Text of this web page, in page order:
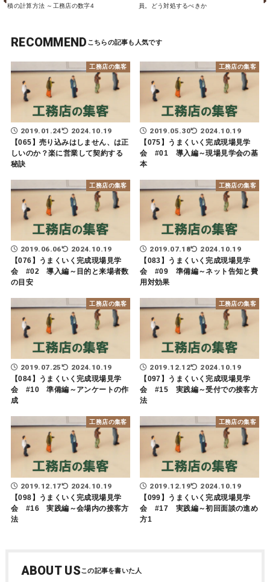
員。どう対処するべきか
積の計算方法 ～工務店の数字4
RECOMMEND
工務店の集客
2019.01.24
2024.10.19
【065】売り込みはしません、は正
しいのか？楽に営業して契約する
秘訣
工務店の集客
2019.05.30
2024.10.19
【075】うまくいく完成現場見学
会 #01 導入編～現場見学会の基
本
工務店の集客
2019.06.06
2024.10.19
【076】うまくいく完成現場見学
会 #02 導入編～目的と来場者数
の目安
工務店の集客
2019.07.18
2024.10.19
【083】うまくいく完成現場見学
会 #09 準備編～ネット告知と費
用対効果
工務店の集客
2019.07.25
2024.10.19
【084】うまくいく完成現場見学
会 #10 準備編～アンケートの作
成
工務店の集客
2019.12.12
2024.10.19
【097】うまくいく完成現場見学
会 #15 実践編～受付での接客方
法
工務店の集客
2019.12.17
2024.10.19
【098】うまくいく完成現場見学
会 #16 実践編～会場内の接客方
法
工務店の集客
2019.12.19
2024.10.19
【099】うまくいく完成現場見学
会 #17 実践編～初回面談の進め
方1
ABOUT US